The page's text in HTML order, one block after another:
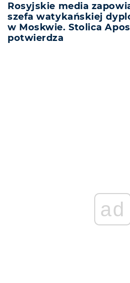
Rosyjskie media
szefa watykańskiej
w Moskwie. Stolica
potwierdza